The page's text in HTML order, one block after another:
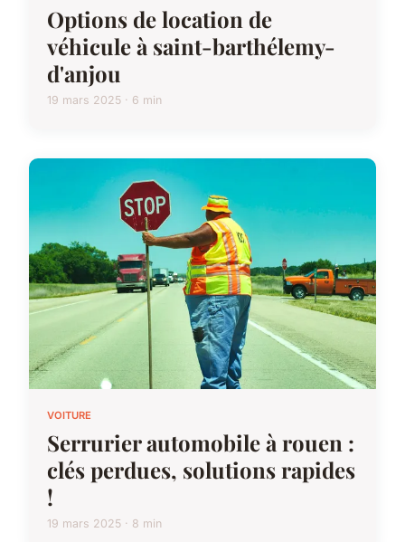
Options de location de
véhicule à saint-barthélemy-
d'anjou
19 mars 2025 · 6 min
VOITURE
Serrurier automobile à rouen :
clés perdues, solutions rapides
!
19 mars 2025 · 8 min